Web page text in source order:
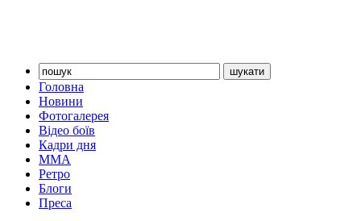
Головна
Новини
Фотогалерея
Відео боїв
Кадри дня
ММА
Ретро
Блоги
Преса